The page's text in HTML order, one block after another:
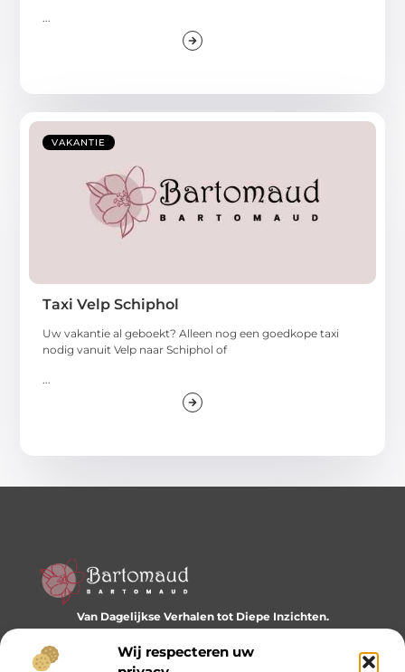
Wij respecteren uw
VAKANTIE
Taxi Velp Schiphol
Uw vakantie al geboekt? Alleen nog een goedkope taxi
nodig vanuit Velp naar Schiphol of
Van Dagelijkse Verhalen tot Diepe Inzichten.
Ontdek een wereld vol diverse blogs en artikelen die je
dagelijks inspireren en nieuwe perspectieven bieden.